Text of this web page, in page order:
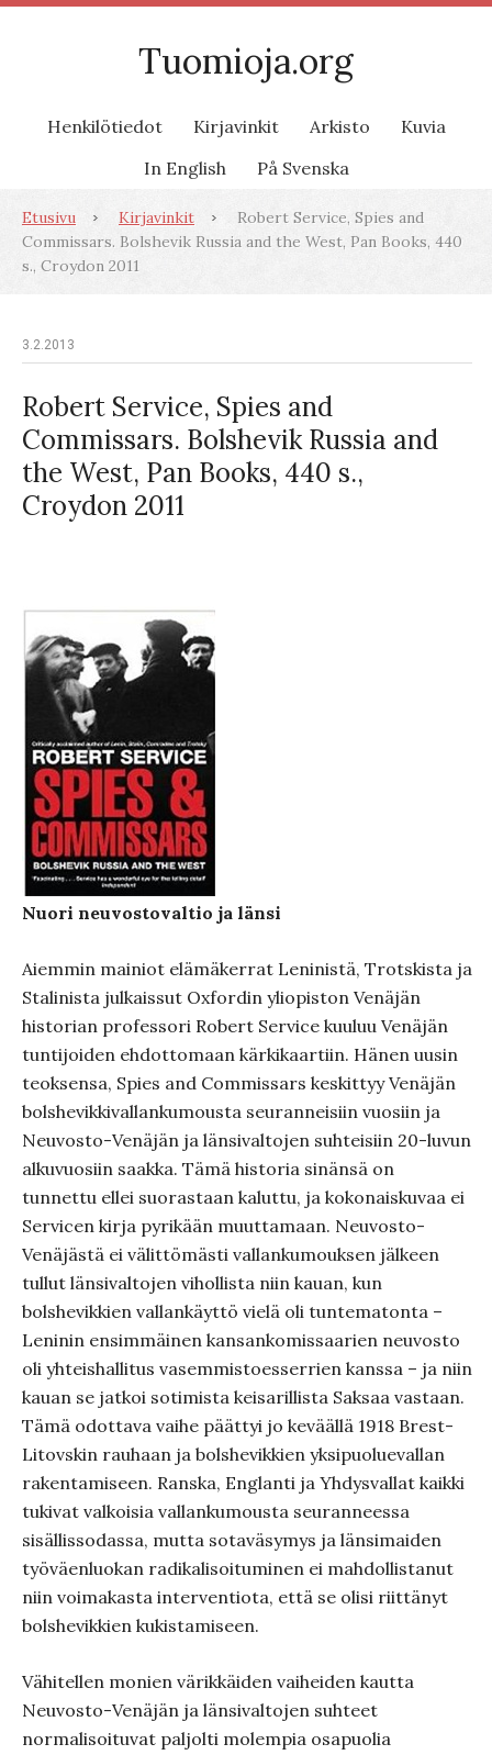
Tuomioja.org
Henkilötiedot Kirjavinkit Arkisto
Kuvia
In English
På Svenska
Etusivu Kirjavinkit
Robert Service, Spies and
Commissars. Bolshevik Russia and the West, Pan Books, 440
s., Croydon 2011
3.2.2013
Robert Service, Spies and
Commissars. Bolshevik Russia and
the West, Pan Books, 440 s.,
Croydon 2011
Nuori neuvostovaltio ja länsi
Aiemmin mainiot elämäkerrat Leninistä, Trotskista ja
Stalinista julkaissut Oxfordin yliopiston Venäjän
historian professori Robert Service kuuluu Venäjän
tuntijoiden ehdottomaan kärkikaartiin. Hänen uusin
teoksensa, Spies and Commissars keskittyy Venäjän
bolshevikkivallankumousta seuranneisiin vuosiin ja
Neuvosto-Venäjän ja länsivaltojen suhteisiin 20-luvun
alkuvuosiin saakka. Tämä historia sinänsä on
tunnettu ellei suorastaan kaluttu, ja kokonaiskuvaa ei
Servicen kirja pyrikään muuttamaan. Neuvosto-
Venäjästä ei välittömästi vallankumouksen jälkeen
tullut länsivaltojen vihollista niin kauan, kun
bolshevikkien vallankäyttö vielä oli tuntematonta –
Leninin ensimmäinen kansankomissaarien neuvosto
oli yhteishallitus vasemmistoesserrien kanssa – ja niin
kauan se jatkoi sotimista keisarillista Saksaa vastaan.
Tämä odottava vaihe päättyi jo keväällä 1918 Brest-
Litovskin rauhaan ja bolshevikkien yksipuoluevallan
rakentamiseen. Ranska, Englanti ja Yhdysvallat kaikki
tukivat valkoisia vallankumousta seuranneessa
sisällissodassa, mutta sotaväsymys ja länsimaiden
työväenluokan radikalisoituminen ei mahdollistanut
niin voimakasta interventiota, että se olisi riittänyt
bolshevikkien kukistamiseen.
Vähitellen monien värikkäiden vaiheiden kautta
Neuvosto-Venäjän ja länsivaltojen suhteet
normalisoituvat paljolti molempia osapuolia